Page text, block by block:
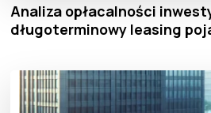
Analiza opłacalności
długoterminowy leasing